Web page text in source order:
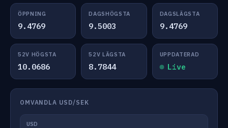
ÖPPNING
9.4769
DAGSHÖGSTA
9.5003
DAGSLÄGSTA
9.4769
52V HÖGSTA
10.0686
52V LÄGSTA
8.7844
UPPDATERAD
Live
OMVANDLA USD/SEK
USD